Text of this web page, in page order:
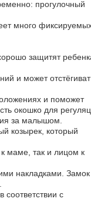
прогулочный
много
защитят
и может
и поможет
окошко для
за малышом.
козырек, который
маме, так и лицом к
накладками. Замок
с